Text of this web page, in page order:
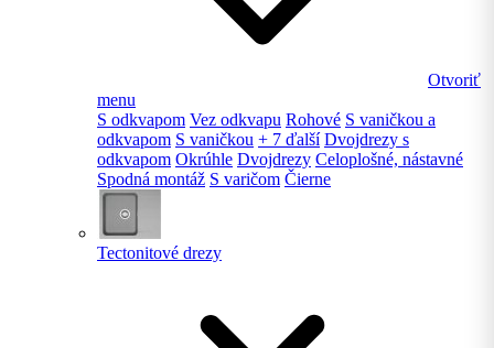
Otvoriť
menu
S odkvapom Vez odkvapu Rohové S vaničkou a
odkvapom S vaničkou + 7 ďalší Dvojdrezy s
odkvapom Okrúhle Dvojdrezy Celoplošné, nástavné
Spodná montáž S varičom Čierne
Tectonitové drezy